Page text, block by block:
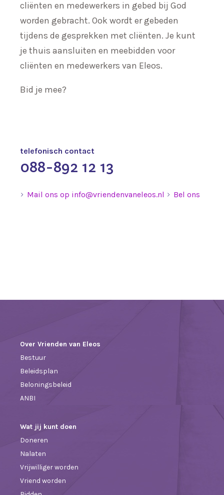
cliënten en medewerkers in gebed bij God
worden gebracht. Ook wordt er gebeden
tijdens de gesprekken met cliënten. Je kunt
je thuis aansluiten en meebidden voor
cliënten en medewerkers van Eleos.
Bid je mee?
telefonisch contact
088-892 12 13
Mail ons op info@vriendenvaneleos.nl Bel ons
Over Vrienden van Eleos
Bestuur
Beleidsplan
Beloningsbeleid
ANBI
Wat jij kunt doen
Doneren
Nalaten
Vrijwilliger worden
Vriend worden